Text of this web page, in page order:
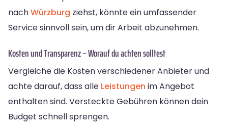
nachWürzburg ziehst, könnte ein umfassender
Service sinnvoll sein, um dir Arbeit abzunehmen.
Kosten und Transparenz – Worauf du achten solltest
Vergleiche die Kosten verschiedener Anbieter und
achte darauf, dass alle Leistungen im Angebot
enthalten sind. Versteckte Gebühren können dein
Budget schnell sprengen.